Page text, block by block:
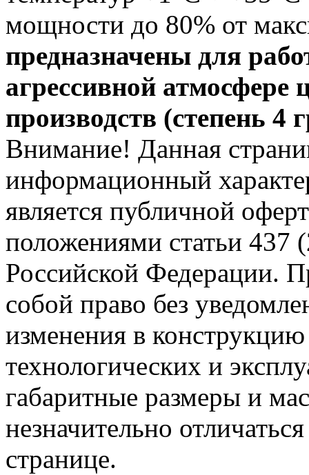
мощности до 80% от
предназначены для
агрессивной атмосфере
производств (степень
Внимание! Данная
информационный
является публичной
положениями статьи 437
Российской Федерации.
собой право без
изменения в
технологических и
габаритные размеры и
незначительно
странице.